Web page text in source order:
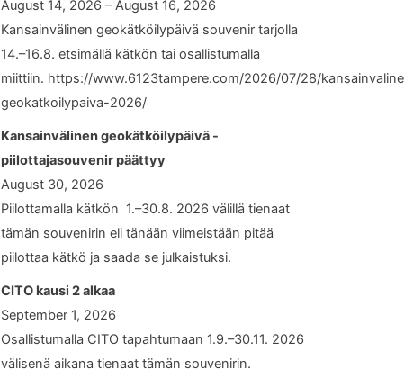
August 14, 2026 – August 16, 2026
Kansainvälinen geokätköilypäivä souvenir tarjolla
14.–16.8. etsimällä kätkön tai osallistumalla
miittiin. https://www.6123tampere.com/2026/07/28/
geokatkoilypaiva-2026/
Kansainvälinen geokätköilypäivä -
piilottajasouvenir päättyy
August 30, 2026
Piilottamalla kätkön 1.–30.8. 2026 välillä tienaat
tämän souvenirin eli tänään viimeistään pitää
piilottaa kätkö ja saada se julkaistuksi.
CITO kausi 2 alkaa
September 1, 2026
Osallistumalla CITO tapahtumaan 1.9.–30.11. 2026
välisenä aikana tienaat tämän souvenirin.